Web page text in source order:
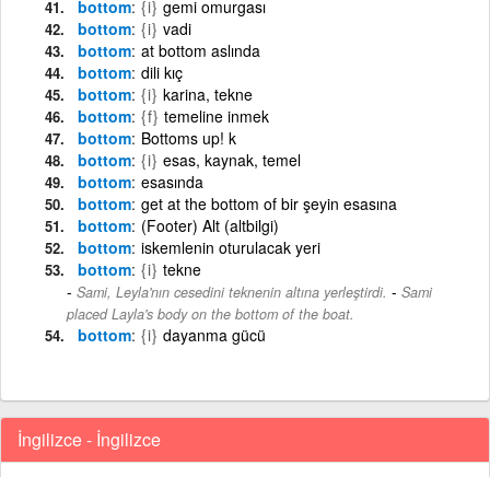
bottom {i} gemi omurgası
bottom {i} vadi
bottom at bottom aslında
bottom dili kıç
bottom {i} karina, tekne
bottom {f} temeline inmek
bottom Bottoms up! k
bottom {i} esas, kaynak, temel
bottom esasında
bottom get at the bottom of bir şeyin esasına
bottom (Footer) Alt (altbilgi)
bottom iskemlenin oturulacak yeri
bottom {i} tekne
Sami, Leyla'nın cesedini teknenin altına yerleştirdi. - Sami
placed Layla's body on the bottom of the boat.
bottom {i} dayanma gücü
İngilizce - İngilizce